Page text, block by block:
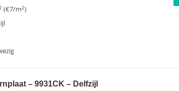
(€7/m2)
– 9931CK – Delfzijl